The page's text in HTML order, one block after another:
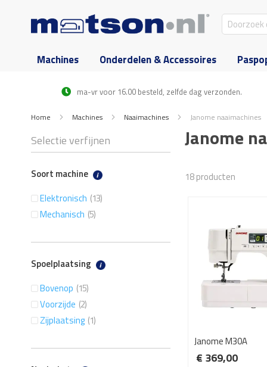
Machines Onderdelen & Accessoires
ma-vr voor 16.00 besteld, zelfde dag verzonden.
Home Machines Naaimachines Janome naaimachines
Janome
18producten
Janome M30A
€ 369,00
Selectie verfijnen
Soort machine
Elektronisch 13
artikelen
Mechanisch 5
artikelen
Spoelplaatsing
Bovenop 15
artikelen
Voorzijde 2
artikelen
Zijplaatsing 1
artikel